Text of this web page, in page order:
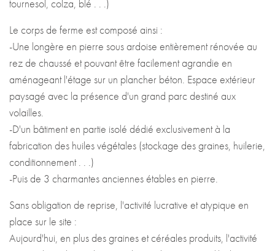
conditionnement . . .)
-Puis de 3 charmantes anciennes étables en pierre.
Sans obligation de reprise, l'activité lucrative et atypique en
place sur le site :
Aujourd'hui, en plus des graines et céréales produits, l'activité
principale est la production et le conditionnement d'huiles
végétales à partir de graines BIO (colza, tournesol, chanvre et
cameline) puis distribuées auprès de magasins alimentaires
BIO dans le Grand Ouest.
Sont à vendre : la longère, l'ensemble des bâtiments avec leurs
foncier et éventuellement le fonds de commerce avec les
stocks
Le plus de ce bien :